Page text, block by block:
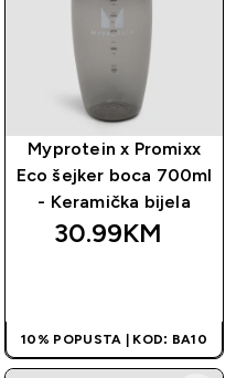
Myprotein x Promixx
Eco šejker boca 700ml
- Keramička bijela
30.99KM‎
10% POPUSTA | KOD: BA10